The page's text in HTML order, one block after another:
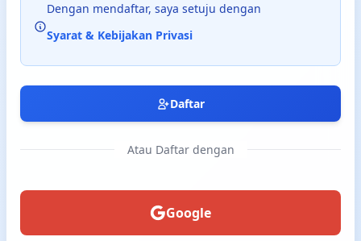
Dengan mendaftar, saya setuju dengan
Syarat & Kebijakan Privasi
Daftar
Atau Daftar dengan
Google